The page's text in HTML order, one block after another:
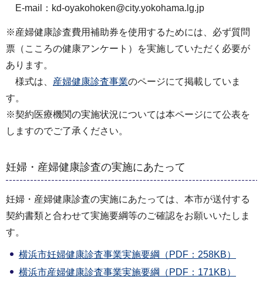
E-mail：kd-oyakohoken@city.yokohama.lg.jp
※産婦健康診査費用補助券を使用するためには、必ず質問
票（こころの健康アンケート）を実施していただく必要が
あります。
様式は、 産婦健康診査事業のページにて掲載していま
す。
※契約医療機関の実施状況については本ページにて公表を
しますのでご了承ください。
妊婦・産婦健康診査の実施にあたって
妊婦・産婦健康診査の実施にあたっては、本市が送付する
契約書類と合わせて実施要綱等のご確認をお願いいたしま
す。
横浜市妊婦健康診査事業実施要綱（PDF：258KB）
横浜市産婦健康診査事業実施要綱（PDF：171KB）